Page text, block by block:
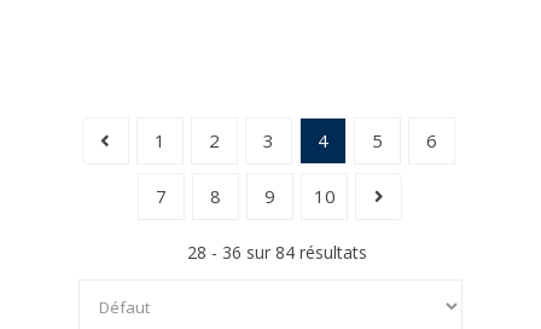
1 2 3 4 5 6
7 8 9 10
28 - 36 sur 84 résultats